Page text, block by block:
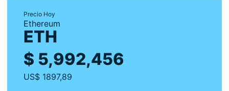
Precio Hoy
Ethereum
ETH
$ 5,992,456
US$ 1897,89